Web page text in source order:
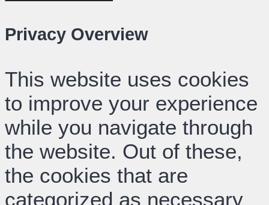
Privacy Overview
This website uses cookies
to improve your experience
while you navigate through
the website. Out of these,
the cookies that are
categorized as necessary